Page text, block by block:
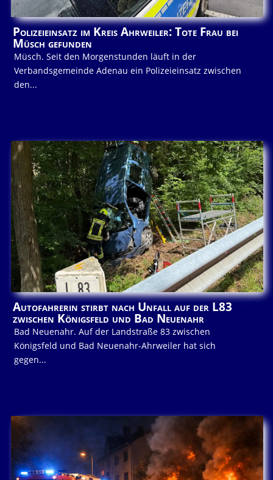
Polizeieinsatz im Kreis Ahrweiler: Tote Frau bei
Müsch gefunden
Müsch. Seit den Morgenstunden läuft in der
Verbandsgemeinde Adenau ein Polizeieinsatz zwischen
den...
Autofahrerin stirbt nach Unfall auf der L83
zwischen Königsfeld und Bad Neuenahr
Bad Neuenahr. Auf der Landstraße 83 zwischen
Königsfeld und Bad Neuenahr-Ahrweiler hat sich
gegen...